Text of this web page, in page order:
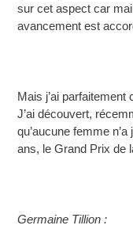
sur cet aspect car
avancement est
Mais j’ai parfaitement
J’ai découvert,
qu’aucune femme
ans, le Grand Prix de
Germaine Tillion :